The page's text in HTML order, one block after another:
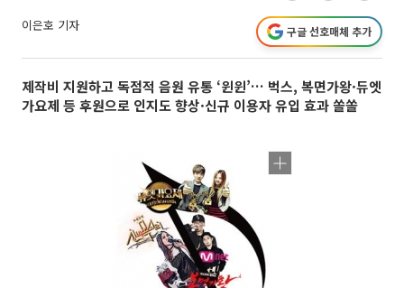
이은호 기자 구글 선호매체 추가
제작비 지원하고 독점적 음원 유통 ‘윈윈’… 벅스, 복면가왕·듀엣
가요제 등 후원으로 인지도 향상·신규 이용자 유입 효과 쏠쏠